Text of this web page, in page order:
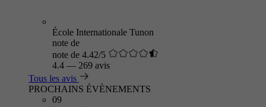
École Internationale Tunon
note de
note de 4.42/5
4.4 — 269 avis
Tous les avis
PROCHAINS ÉVÈNEMENTS
09